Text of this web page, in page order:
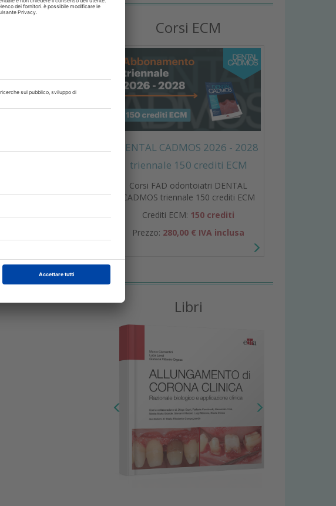
Corsi ECM
DENTAL CADMOS 2026 - 2028
triennale 150 crediti ECM
Corsi FAD odontoiatri DENTAL
CADMOS triennale 150 crediti ECM
Crediti ECM: 150 crediti
Prezzo: 280,00 € IVA inclusa
Libri